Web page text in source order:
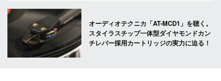
オーディオテクニカ「AT-MCD1」を聴く。
スタイラスチップ一体型ダイヤモンドカン
チレバー採用カートリッジの実力に迫る！